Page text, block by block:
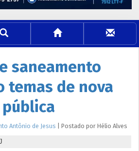
saneamento
temas de nova
Antônio de Jesus Postado por Hélio Alves